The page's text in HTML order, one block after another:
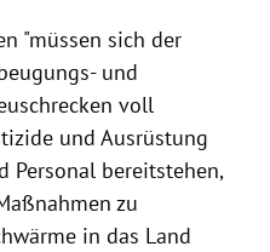
"müssen sich der
und
voll
und Ausrüstung
Personal bereitstehen,
zu
in das Land